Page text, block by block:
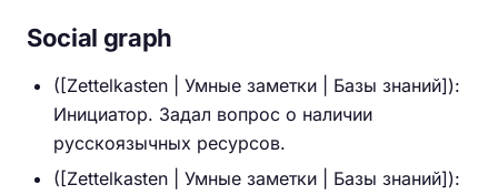
Social graph
([Zettelkasten | Умные заметки | Базы знаний]):
Инициатор. Задал вопрос о наличии
русскоязычных ресурсов.
([Zettelkasten | Умные заметки | Базы знаний]):